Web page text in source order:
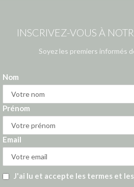
INSCRIVEZ-VOUS À
Soyez les premiers informés
Nom
Prénom
Email
J'ai lu et accepte les termes et